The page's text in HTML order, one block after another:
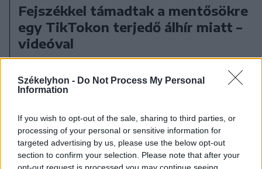
Székelyhon - Do Not Process My Personal
Information
If you wish to opt-out of the sale, sharing to third parties, or
processing of your personal or sensitive information for
targeted advertising by us, please use the below opt-out
section to confirm your selection. Please note that after your
Fejszékkel támadtak a mentősökre
egy TikTokon terjedő álhír miatt –
videóval